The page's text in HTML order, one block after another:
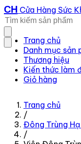
CH Cửa Hàng Sức
Trang chủ
Danh mục sản
Thương hiệu
Kiến thức làm
Giỏ hàng
Trang chủ
/
Đông Trùng
/